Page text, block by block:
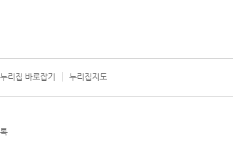
누리집 바로잡기 누리집지도
기